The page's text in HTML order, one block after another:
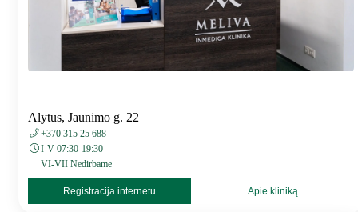
Alytus, Jaunimo g. 22
+370 315 25 688
I-V 07:30-19:30
VI-VII Nedirbame
Registracija internetu Apie kliniką